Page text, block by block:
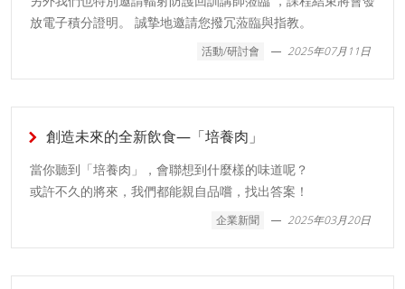
放電子積分證明。 誠摯地邀請您撥冗蒞臨與指教。
活動/研討會 2025年07月11日
創造未來的全新飲食—「培養肉」
當你聽到「培養肉」，會聯想到什麼樣的味道呢？
或許不久的將來，我們都能親自品嚐，找出答案！
企業新聞 2025年03月20日